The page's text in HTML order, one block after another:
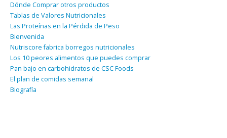
Dónde Comprar otros productos
Tablas de Valores Nutricionales
Las Proteínas en la Pérdida de Peso
Bienvenida
Nutriscore fabrica borregos nutricionales
Los 10 peores alimentos que puedes comprar
Pan bajo en carbohidratos de CSC Foods
El plan de comidas semanal
Biografía